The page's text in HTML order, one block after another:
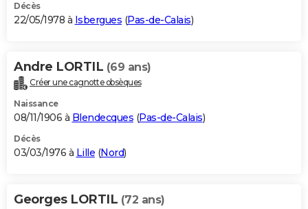
Décès
22/05/1978 à Isbergues (Pas-de-Calais)
Andre LORTIL (69 ans)
Créer une cagnotte obsèques
Naissance
08/11/1906 à Blendecques (Pas-de-Calais)
Décès
03/03/1976 à Lille (Nord)
Georges LORTIL (72 ans)